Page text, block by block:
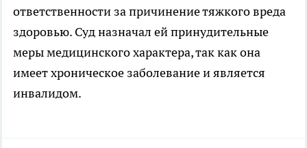
ответственности за причинение тяжкого вреда
здоровью. Суд назначал ей принудительные
меры медицинского характера, так как она
имеет хроническое заболевание и является
инвалидом.